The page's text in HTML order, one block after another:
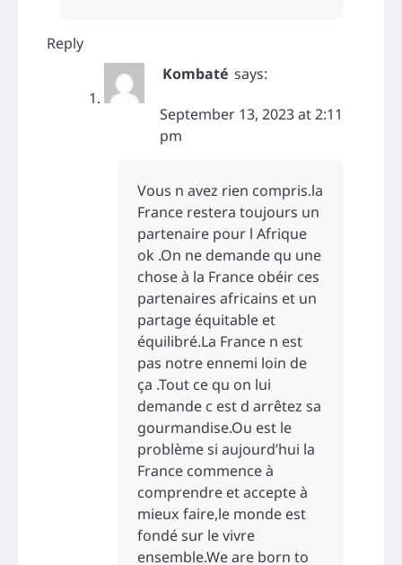
Reply
Kombaté says:
September 13, 2023 at 2:11
pm
Vous n avez rien compris.la
France restera toujours un
partenaire pour l Afrique
ok .On ne demande qu une
chose à la France obéir ces
partenaires africains et un
partage équitable et
équilibré.La France n est
pas notre ennemi loin de
ça .Tout ce qu on lui
demande c est d arrêtez sa
gourmandise.Ou est le
problème si aujourd’hui la
France commence à
comprendre et accepte à
mieux faire,le monde est
fondé sur le vivre
ensemble.We are born to